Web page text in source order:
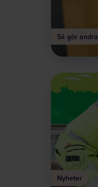
Så gör andra
Nyheter